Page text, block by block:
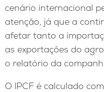
cenário internacional
atenção, já que a
afetar tanto a
as exportações do
o relatório da
O IPCF é calculado